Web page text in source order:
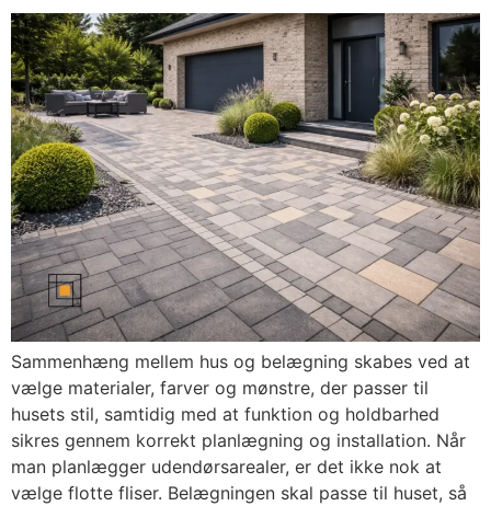
Sammenhæng mellem hus og belægning skabes ved at
vælge materialer, farver og mønstre, der passer til
husets stil, samtidig med at funktion og holdbarhed
sikres gennem korrekt planlægning og installation. Når
man planlægger udendørsarealer, er det ikke nok at
vælge flotte fliser. Belægningen skal passe til huset, så